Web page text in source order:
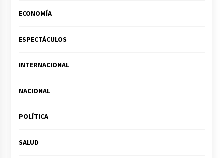
ECONOMÍA
ESPECTÁCULOS
INTERNACIONAL
NACIONAL
POLÍTICA
SALUD